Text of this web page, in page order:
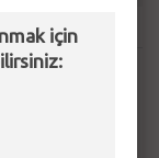
Araştırma
için